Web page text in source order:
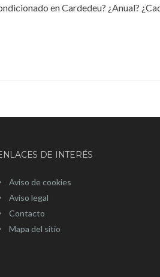
en Cardedeu? ¿Anual?
DE INTERÉS
Aviso de cookies
Aviso legal
Contacto
Mapa del sitio